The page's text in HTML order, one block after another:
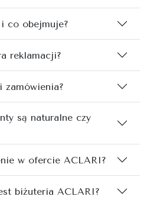
co obejmuje?
reklamacji?
zamówienia?
są naturalne czy
w ofercie ACLARI?
biżuteria ACLARI?